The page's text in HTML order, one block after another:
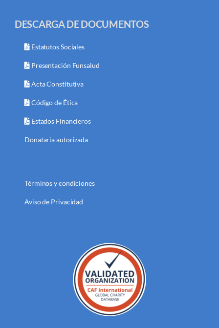
DESCARGA DE DOCUMENTOS
Estatutos Sociales
Presentación Funsalud
Acta Constitutiva
Código de Ética
Estados Financieros
Donataria autorizada
Términos y condiciones
Aviso de Privacidad